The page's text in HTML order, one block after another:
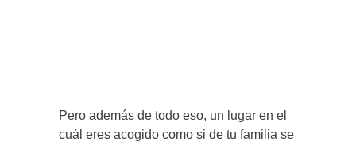
Pero además de todo eso, un lugar en el
cuál eres acogido como si de tu familia se